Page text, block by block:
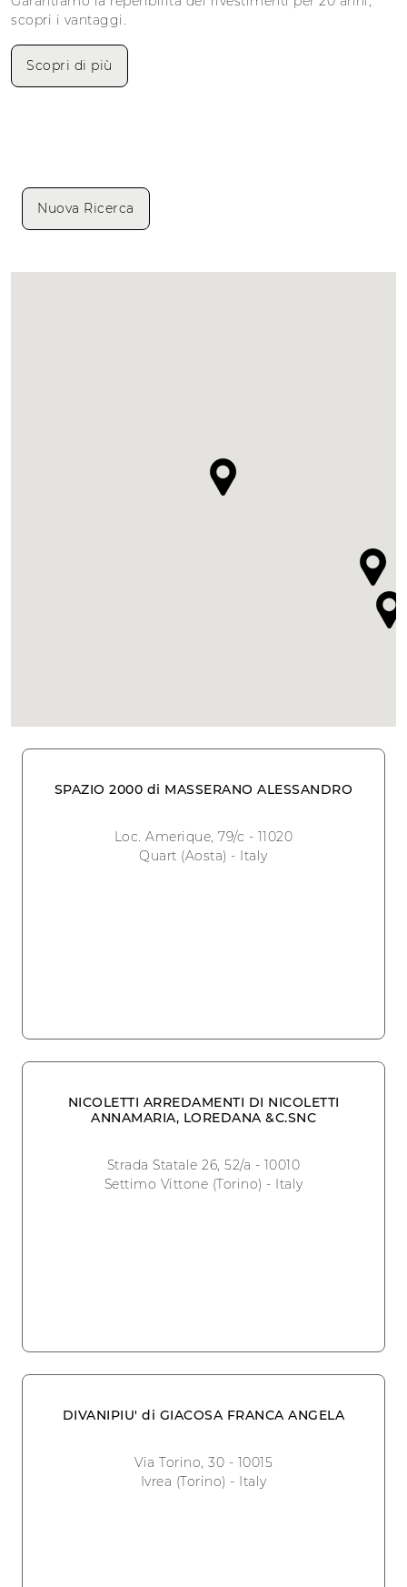
scopri i vantaggi.
Scopri di più
Nuova Ricerca
SPAZIO 2000 di MASSERANO ALESSANDRO
Loc. Amerique, 79/c - 11020
Quart (Aosta) - Italy
NICOLETTI ARREDAMENTI DI NICOLETTI
ANNAMARIA, LOREDANA &C.SNC
Strada Statale 26, 52/a - 10010
Settimo Vittone (Torino) - Italy
DIVANIPIU' di GIACOSA FRANCA ANGELA
Via Torino, 30 - 10015
Ivrea (Torino) - Italy